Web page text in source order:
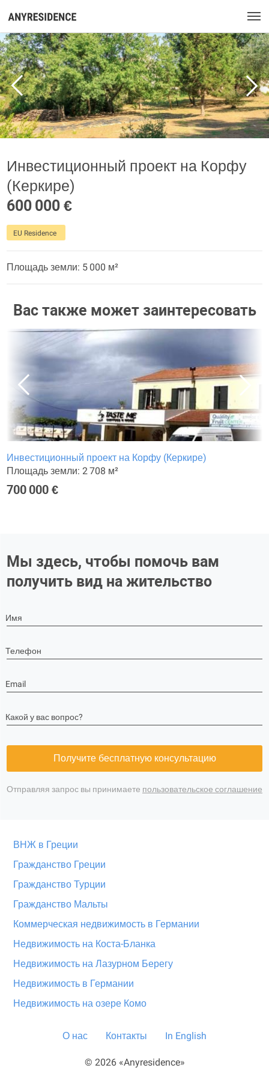
Инвестиционный проект на Корфу
(Керкире)
600 000 €
EU Residence
Площадь земли: 5 000 м²
Вас также может заинтересовать
Инвестиционный проект на Корфу (Керкире)
Площадь земли: 2 708 м²
700 000 €
Мы здесь, чтобы помочь вам
получить вид на жительство
Имя
Телефон
Email
Какой у вас вопрос?
Получите бесплатную консультацию
Отправляя запрос вы принимаете пользовательское соглашение
ВНЖ в Греции
Гражданство Греции
Гражданство Турции
Гражданство Мальты
Коммерческая недвижимость в Германии
Недвижимость на Коста-Бланка
Недвижимость на Лазурном Берегу
Недвижимость в Германии
Недвижимость на озере Комо
О нас Контакты In English
© 2026 «Anyresidence»